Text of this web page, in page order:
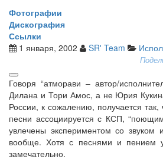
Фотографии
Дискография
Ссылки
1 января, 2002
SR' Team
Говоря “атморави – автор/
Дилана и Тори Амос, а не Юрия
России, к сожалению, получается так,
песни ассоциируется с КСП,
увлечены экспериментом со
вообще. Хотя с песнями и пением
замечательно.